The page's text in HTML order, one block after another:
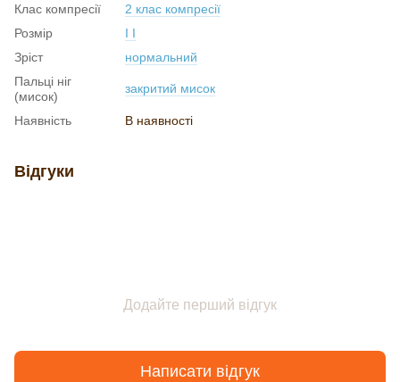
Клас компресії
2 клас компресії
Розмір
I I
Зріст
нормальний
Пальці ніг
(мисок)
закритий мисок
Наявність В наявності
Відгуки
Додайте перший відгук
Написати відгук